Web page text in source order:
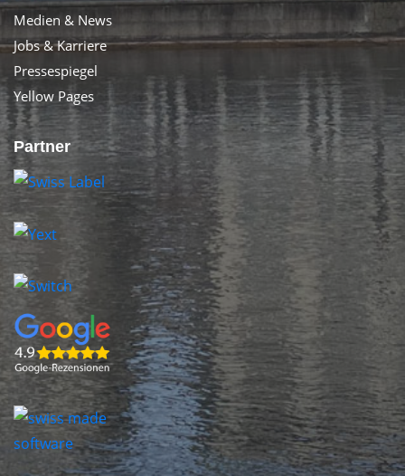
Medien & News
Jobs & Karriere
Pressespiegel
Yellow Pages
Partner